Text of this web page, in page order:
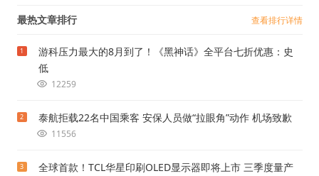
最热文章排行 查看排行详情
1
游科压力最大的8月到了！《黑神话》全平台七折优惠：史
低
12259
2 泰航拒载22名中国乘客 安保人员做“拉眼角”动作 机场致歉
11556
3 全球首款！TCL华星印刷OLED显示器即将上市 三季度量产